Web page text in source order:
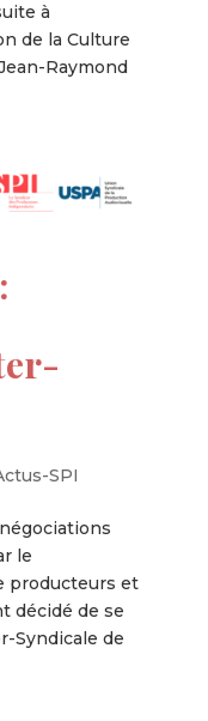
à
de la Culture
Raymond
SPI
le
producteurs et
décidé de se
Syndicale de